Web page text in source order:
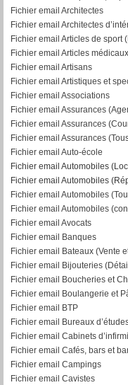
Fichier email Architectes
Fichier email Architectes
Fichier email Articles de sport
Fichier email Articles
Fichier email Artisans
Fichier email Artistiques et
Fichier email Associations
Fichier email Assurances
Fichier email Assurances
Fichier email Assurances
Fichier email Auto-école
Fichier email Automobiles
Fichier email Automobiles
Fichier email Automobiles
Fichier email Automobiles
Fichier email Avocats
Fichier email Banques
Fichier email Bateaux (Vente
Fichier email Bijouteries
Fichier email Boucheries et
Fichier email Boulangerie et
Fichier email BTP
Fichier email Bureaux
Fichier email Cabinets
Fichier email Cafés, bars et
Fichier email Campings
Fichier email Cavistes